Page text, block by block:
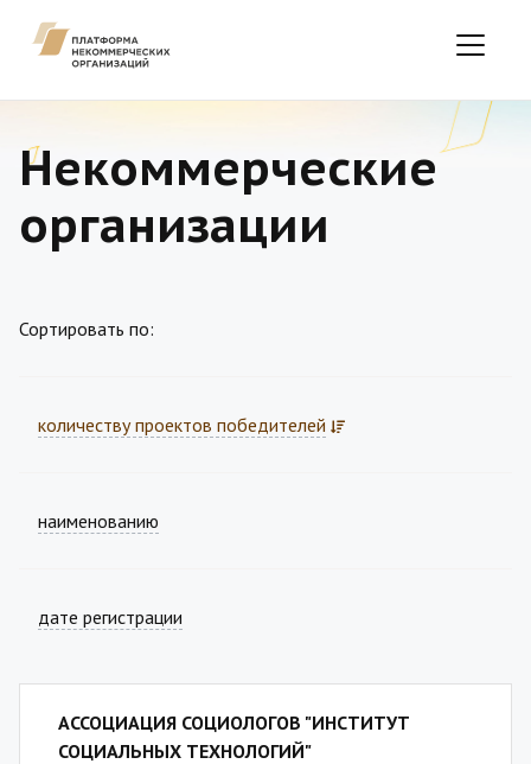
Некоммерческие
организации
Сортировать по:
количеству проектов победителей
наименованию
дате регистрации
АССОЦИАЦИЯ СОЦИОЛОГОВ "ИНСТИТУТ
СОЦИАЛЬНЫХ ТЕХНОЛОГИЙ"